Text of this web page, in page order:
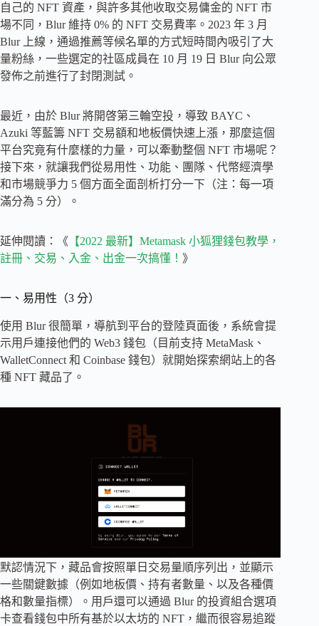
自己的 NFT 資產，與許多其他收取交易傭金的 NFT 市
場不同，Blur 維持 0% 的 NFT 交易費率。2023 年 3 月
Blur 上線，通過推薦等候名單的方式短時間內吸引了大
量粉絲，一些選定的社區成員在 10 月 19 日 Blur 向公眾
發佈之前進行了封閉測試。
最近，由於 Blur 將開啓第三輪空投，導致 BAYC、
Azuki 等藍籌 NFT 交易額和地板價快速上漲，那麼這個
平台究竟有什麼樣的力量，可以牽動整個 NFT 市場呢？
接下來，就讓我們從易用性、功能、團隊、代幣經濟學
和市場競爭力 5 個方面全面剖析打分一下（注：每一項
滿分為 5 分）。
延伸閱讀：《 【2022 最新】Metamask 小狐狸錢包教學，
註冊、交易、入金、出金一次搞懂！ 》
一、易用性（3 分）
使用 Blur 很簡單，導航到平台的登陸頁面後，系統會提
示用戶連接他們的 Web3 錢包（目前支持 MetaMask、
WalletConnect 和 Coinbase 錢包）就開始探索網站上的各
種 NFT 藏品了。
默認情況下，藏品會按照單日交易量順序列出，並顯示
一些關鍵數據（例如地板價、持有者數量、以及各種價
格和數量指標）。用戶還可以通過 Blur 的投資組合選項
卡查看錢包中所有基於以太坊的 NFT，繼而很容易追蹤